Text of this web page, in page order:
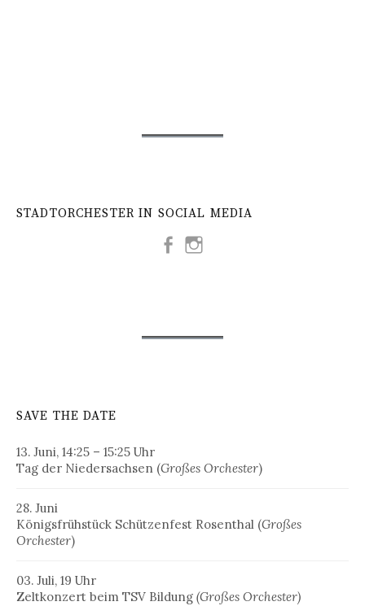
STADTORCHESTER IN SOCIAL MEDIA
SAVE THE DATE
13. Juni, 14:25 – 15:25 Uhr
Tag der Niedersachsen (Großes Orchester)
28. Juni
Königsfrühstück Schützenfest Rosenthal (Großes
Orchester)
03. Juli, 19 Uhr
Zeltkonzert beim TSV Bildung (Großes Orchester)